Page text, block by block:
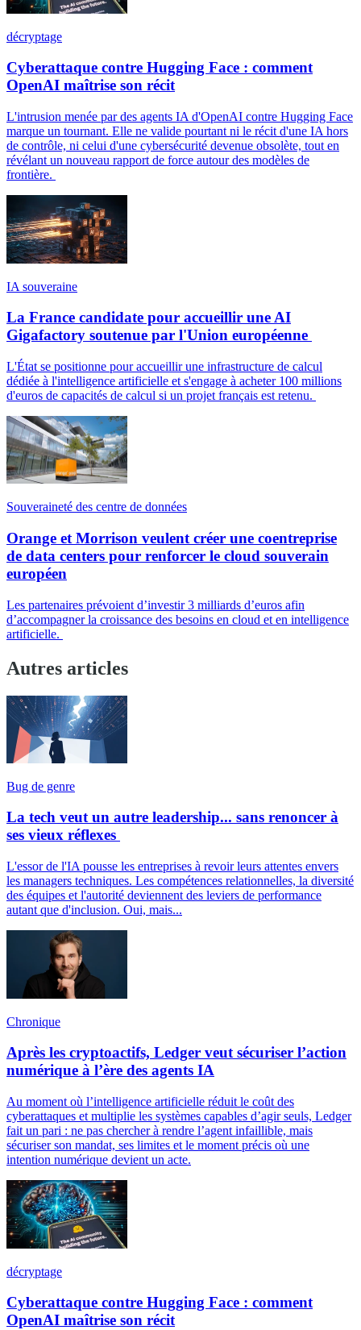
décryptage
Cyberattaque contre Hugging Face : comment
OpenAI maîtrise son récit
L'intrusion menée par des agents IA d'OpenAI contre Hugging Face
marque un tournant. Elle ne valide pourtant ni le récit d'une IA hors
de contrôle, ni celui d'une cybersécurité devenue obsolète, tout en
révélant un nouveau rapport de force autour des modèles de
frontière.
IA souveraine
La France candidate pour accueillir une AI
Gigafactory soutenue par l'Union européenne
L'État se positionne pour accueillir une infrastructure de calcul
dédiée à l'intelligence artificielle et s'engage à acheter 100 millions
d'euros de capacités de calcul si un projet français est retenu.
Souveraineté des centre de données
Orange et Morrison veulent créer une coentreprise
de data centers pour renforcer le cloud souverain
européen
Les partenaires prévoient d’investir 3 milliards d’euros afin
d’accompagner la croissance des besoins en cloud et en intelligence
artificielle.
Autres articles
Bug de genre
La tech veut un autre leadership... sans renoncer à
ses vieux réflexes
L'essor de l'IA pousse les entreprises à revoir leurs attentes envers
les managers techniques. Les compétences relationnelles, la diversité
des équipes et l'autorité deviennent des leviers de performance
autant que d'inclusion. Oui, mais...
Chronique
Après les cryptoactifs, Ledger veut sécuriser l’action
numérique à l’ère des agents IA
Au moment où l’intelligence artificielle réduit le coût des
cyberattaques et multiplie les systèmes capables d’agir seuls, Ledger
fait un pari : ne pas chercher à rendre l’agent infaillible, mais
sécuriser son mandat, ses limites et le moment précis où une
intention numérique devient un acte.
décryptage
Cyberattaque contre Hugging Face : comment
OpenAI maîtrise son récit